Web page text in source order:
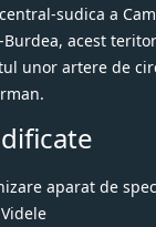
sudica a
acest
unor artere de
aparat de